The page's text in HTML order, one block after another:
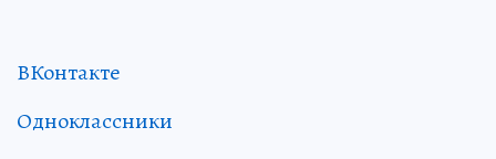
ВКонтакте
Одноклассники